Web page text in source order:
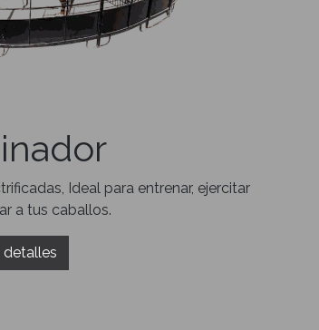
Ideal para entrenar, ejercitar
a tus caballos.
detalles